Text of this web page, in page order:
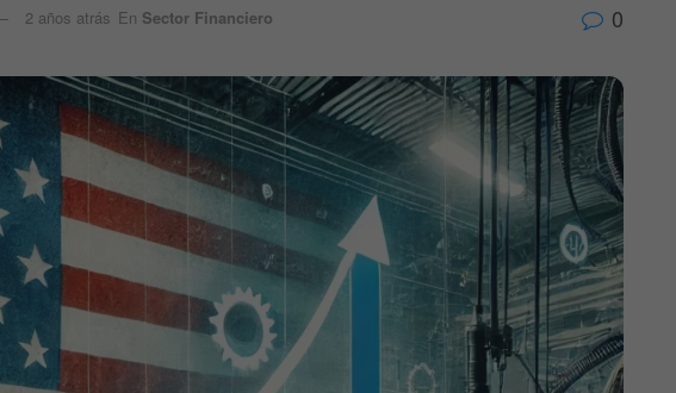
2 años atrás En Sector Financiero 0